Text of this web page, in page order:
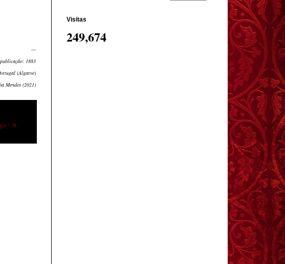
---
1883
(Algarve)
Mendes (2021)
- A
Visitas
249,674